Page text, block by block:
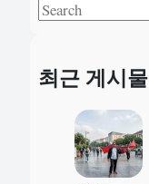
S
r
최근 게시물